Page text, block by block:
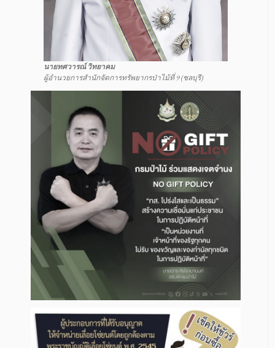
นายทศวารณ์ วิทยาคม
ผู้อำนวยการสำนักจัดการทรัพยากรป่าไม้ที่ 9 (ชลบุรี)